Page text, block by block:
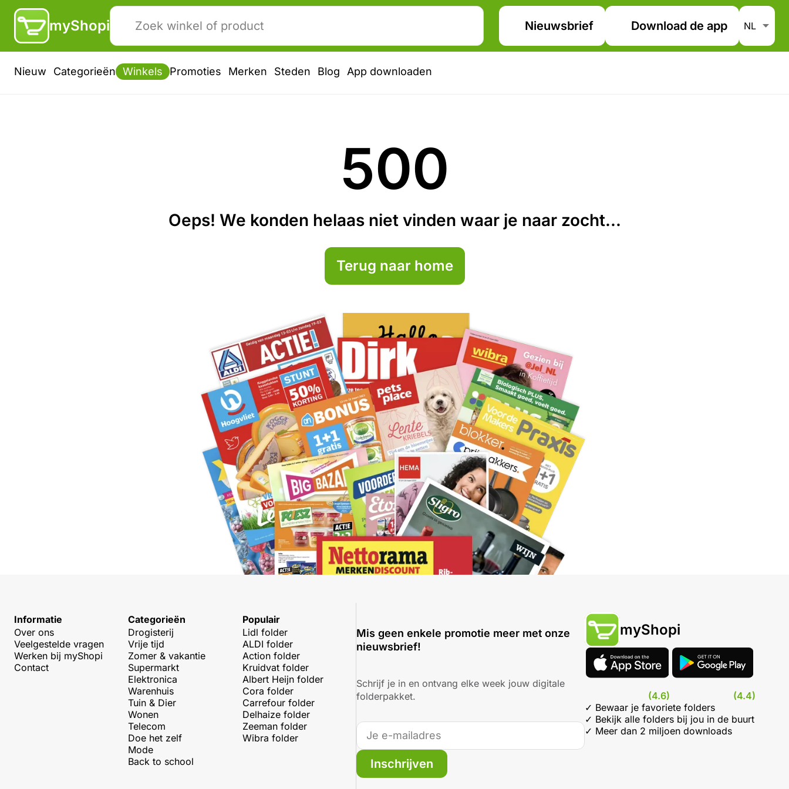
myShopi Nieuwsbrief Download de app
Nieuw Categorieën Winkels Promoties Merken Steden Blog App downloaden
500
Oeps! We konden helaas niet vinden waar je naar zocht...
Terug naar home
Informatie
Over ons
Veelgestelde vragen
Werken bij myShopi
Contact
Categorieën
Drogisterij
Vrije tijd
Zomer & vakantie
Supermarkt
Elektronica
Warenhuis
Tuin & Dier
Wonen
Telecom
Doe het zelf
Mode
Back to school
Populair
Lidl folder
ALDI folder
Action folder
Kruidvat folder
Albert Heijn folder
Cora folder
Carrefour folder
Delhaize folder
Zeeman folder
Wibra folder
Mis geen enkele promotie meer met onze
nieuwsbrief!
Schrijf je in en ontvang elke week jouw digitale
folderpakket.
Inschrijven
myShopi
(4.6)
(4.4)
✓ Bewaar je favoriete folders
✓ Bekijk alle folders bij jou in de buurt
✓ Meer dan 2 miljoen downloads